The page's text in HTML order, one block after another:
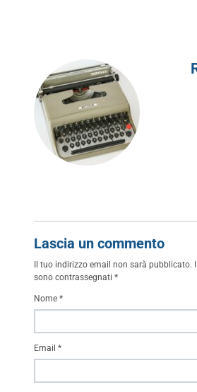
Lascia un commento
Il tuo indirizzo email non sarà pubblicato.
sono contrassegnati *
Nome *
Email *